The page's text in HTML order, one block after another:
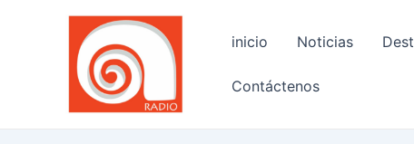
inicio Noticias
Contáctenos
Navegación
entradas